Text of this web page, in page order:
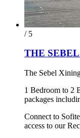
/ 5
THE
The Sebel
1 Bedroom to 2
packages
Connect to
access to our